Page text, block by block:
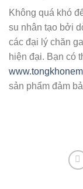
Không quá khó
su nhân tạo bởi
các đại lý chăn
hiện đại. Bạn có
sản phẩm đảm